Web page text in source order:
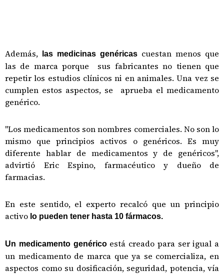
Además, las medicinas genéricas cuestan menos que
las de marca porque sus fabricantes no tienen que
repetir los estudios clínicos ni en animales. Una vez se
cumplen estos aspectos, se aprueba el medicamento
genérico.
"Los medicamentos son nombres comerciales. No son lo
mismo que principios activos o genéricos. Es muy
diferente hablar de medicamentos y de genéricos",
advirtió Eric Espino, farmacéutico y dueño de
farmacias.
En este sentido, el experto recalcó que un principio
activo lo pueden tener hasta 10 fármacos.
Un medicamento genéricoestá creado para ser igual a
un medicamento de marca que ya se comercializa, en
aspectos como su dosificación, seguridad, potencia, vía